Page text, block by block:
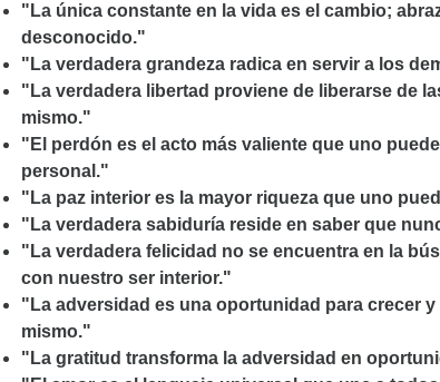
"La única constante en la vida es el cambio;
desconocido."
"La verdadera grandeza radica en servir a los
"La verdadera libertad proviene de liberarse de
mismo."
"El perdón es el acto más valiente que uno
personal."
"La paz interior es la mayor riqueza que uno
"La verdadera sabiduría reside en saber que
"La verdadera felicidad no se encuentra en la
con nuestro ser interior."
"La adversidad es una oportunidad para crecer
mismo."
"La gratitud transforma la adversidad en